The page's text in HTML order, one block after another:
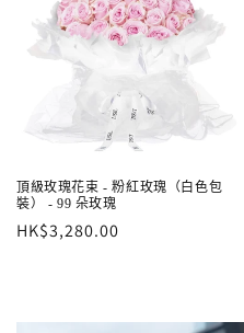
頂級玫瑰花束 - 粉紅玫瑰（白色包
裝） - 99 朵玫瑰
定
HK$3,280.00